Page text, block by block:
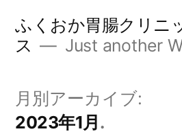
ふくおか胃腸クリニ
ス
Just another
月別アーカイブ:
2023年1月